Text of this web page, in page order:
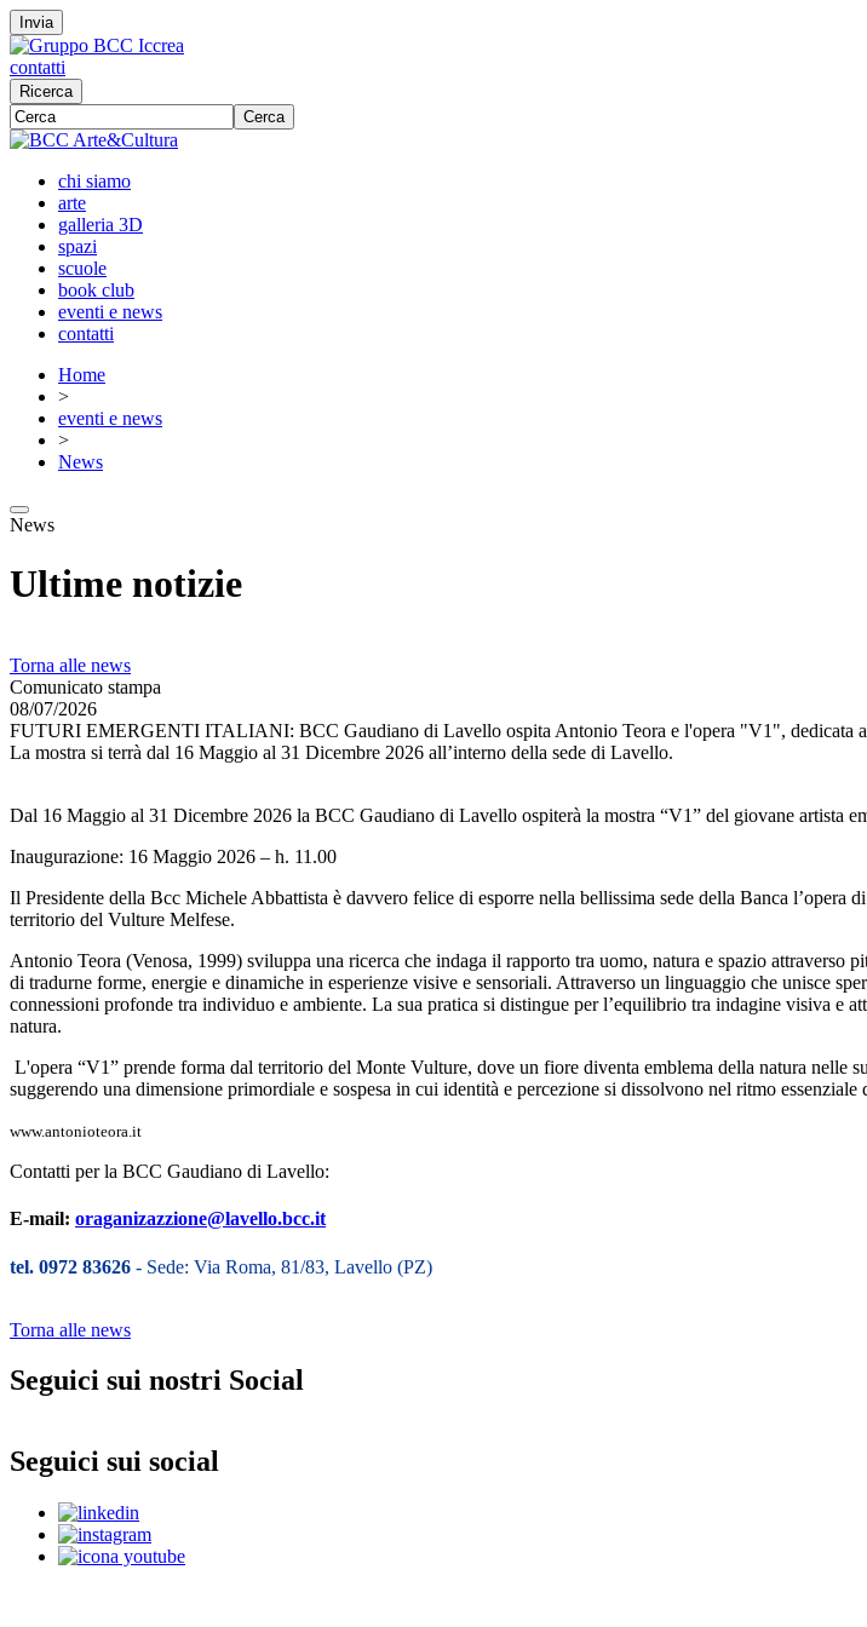
Invia
contatti
Ricerca
Cerca
chi siamo
arte
galleria 3D
spazi
scuole
book club
eventi e news
contatti
Home
>
eventi e news
>
News
News
Ultime notizie
Torna alle news
Comunicato stampa
08/07/2026
FUTURI EMERGENTI ITALIANI: BCC Gaudiano di Lavello ospita Antonio Teora e l'opera "V1", dedicata
La mostra si terrà dal 16 Maggio al 31 Dicembre 2026 all’interno della sede di Lavello.
Dal 16 Maggio al 31 Dicembre 2026 la BCC Gaudiano di Lavello ospiterà la mostra “V1” del giovane artista
Inaugurazione: 16 Maggio 2026 – h. 11.00
Il Presidente della Bcc Michele Abbattista è davvero felice di esporre nella bellissima sede della Banca l’opera
territorio del Vulture Melfese.
Antonio Teora (Venosa, 1999) sviluppa una ricerca che indaga il rapporto tra uomo, natura e spazio
di tradurne forme, energie e dinamiche in esperienze visive e sensoriali. Attraverso un linguaggio che unisce
connessioni profonde tra individuo e ambiente. La sua pratica si distingue per l’equilibrio tra indagine visiva e
natura.
L'opera “V1” prende forma dal territorio del Monte Vulture, dove un fiore diventa emblema della natura nelle
suggerendo una dimensione primordiale e sospesa in cui identità e percezione si dissolvono nel ritmo essenziale
www.antonioteora.it
Contatti per la BCC Gaudiano di Lavello:
E-mail: oraganizazzione@lavello.bcc.it
tel. 0972 83626 - Sede: Via Roma, 81/83, Lavello (PZ)
Torna alle news
Seguici sui nostri Social
Seguici sui social